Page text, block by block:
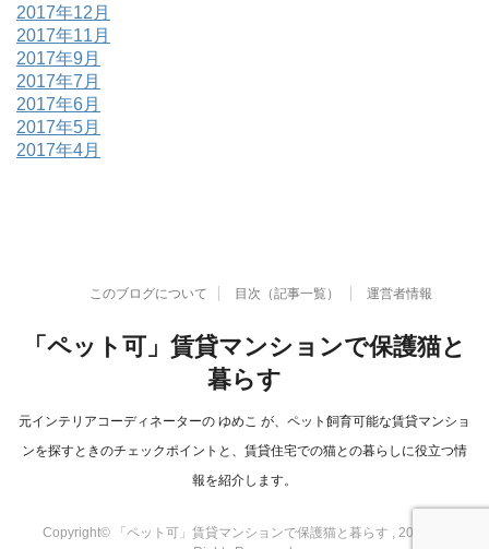
2017年12月
2017年11月
2017年9月
2017年7月
2017年6月
2017年5月
2017年4月
このブログについて 目次（記事一覧） 運営者情報
「ペット可」賃貸マンションで保護猫と
暮らす
元インテリアコーディネーターの ゆめこ が、ペット飼育可能な賃貸マンショ
ンを探すときのチェックポイントと、賃貸住宅での猫との暮らしに役立つ情
報を紹介します。
Copyright© 「ペット可」賃貸マンションで保護猫と暮らす , 2026 All